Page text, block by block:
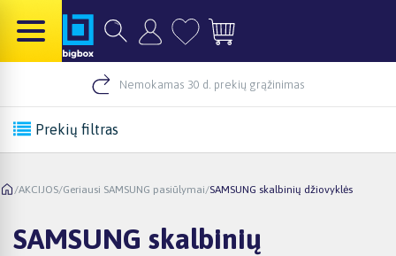
Nemokamas 30 d. prekių grąžinimas
Prekių filtras
/AKCIJOS/Geriausi SAMSUNG pasiūlymai/SAMSUNG skalbinių džiovyklės
SAMSUNG skalbinių